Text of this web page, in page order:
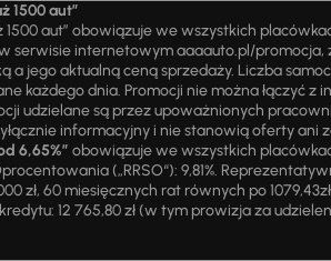
1500 aut”
1500 aut” obowiązuje we wszystkich
serwisie internetowym aaaauto.pl/
a jego aktualną ceną sprzedaży. Liczba
każdego dnia. Promocji nie można łączyć
udzielane są przez upoważnionych
informacyjny i nie stanowią oferty ani
6,65%” obowiązuje we wszystkich
(„RRSO“): 9,81%.
zł, 60 miesięcznych rat równych po
12 765,80 zł (w tym prowizja za